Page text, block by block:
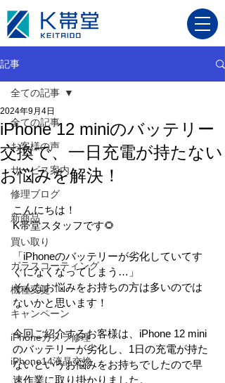
記事
全ての記事
お客様の声
サービス案内
修理ブログ
新商品
買い取り
ガラスコーティング
機種変更
キャンペーン
iPhoneカメラ修理
iPhone14液晶交換
全ての記事
iPhone 12 miniのバッテリー
交換で、一日充電が持たない
お悩みを解決！
2024年9月4日
こんにちは！
K帯堂スタッフです🌻
「iPhoneのバッテリーが劣化していてす
ぐになくなってしまう…」
そんなお悩みをお持ちの方は多いのでは
ないかと思います！
今回ご紹介するお客様は、iPhone 12 mini
のバッテリーが劣化し、1日の充電が持た
ないというお悩みをお持ちでしたので早
速作業に取り掛かりました。